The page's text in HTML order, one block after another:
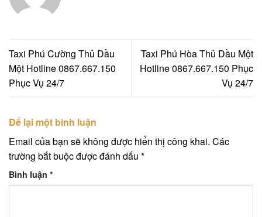
Taxi Phú Cường Thủ Dầu
Một Hotline 0867.667.150
Phục Vụ 24/7
Taxi Phú Hòa Thủ Dầu Một
Hotline 0867.667.150 Phục
Vụ 24/7
Để lại một bình luận
Email của bạn sẽ không được hiển thị công khai. Các
trường bắt buộc được đánh dấu *
Bình luận *